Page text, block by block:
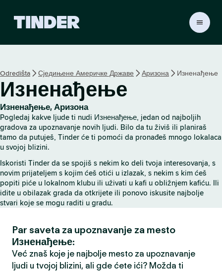
r
p
o
č
e
t
n
t
r
a
n
a
Odredišta Сједињене Америчке Државе Аризона Изненађење
Изненађење
Изненађење, Аризона
Pogledaj kakve ljude ti nudi Изненађење, jedan od najboljih
gradova za upoznavanje novih ljudi. Bilo da tu živiš ili planiraš
tamo da putuješ, Tinder će ti pomoći da pronađeš mnogo lokalaca
u svojoj blizini.
Iskoristi Tinder da se spojiš s nekim ko deli tvoja interesovanja, s
novim prijateljem s kojim ćeš otići u izlazak, s nekim s kim ćeš
popiti piće u lokalnom klubu ili uživati u kafi u obližnjem kafiću. Ili
idite u obilazak grada da otkrijete ili ponovo iskusite najbolje
stvari koje se mogu raditi u gradu.
Par saveta za upoznavanje za mesto
Изненађење:
Već znaš koje je najbolje mesto za upoznavanje
ljudi u tvojoj blizini, ali gde ćete ići? Možda ti